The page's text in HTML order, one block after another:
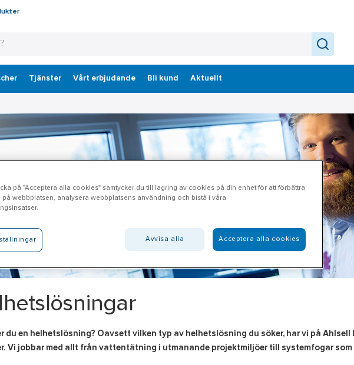
Tjänster Vårt erbjudande Bli kund Aktuellt
du en helhetslösning? Oavsett vilken typ av helhetslösning du söker, har vi på Ahlsell
Vi jobbar med allt från vattentätning i utmanande projektmiljöer till systemfogar
på "Acceptera alla cookies" samtycker du till lagring av cookies på din enhet för att förbättra
på webbplatsen, analysera webbplatsens användning och bistå i våra
Avvisa alla Acceptera alla cookies